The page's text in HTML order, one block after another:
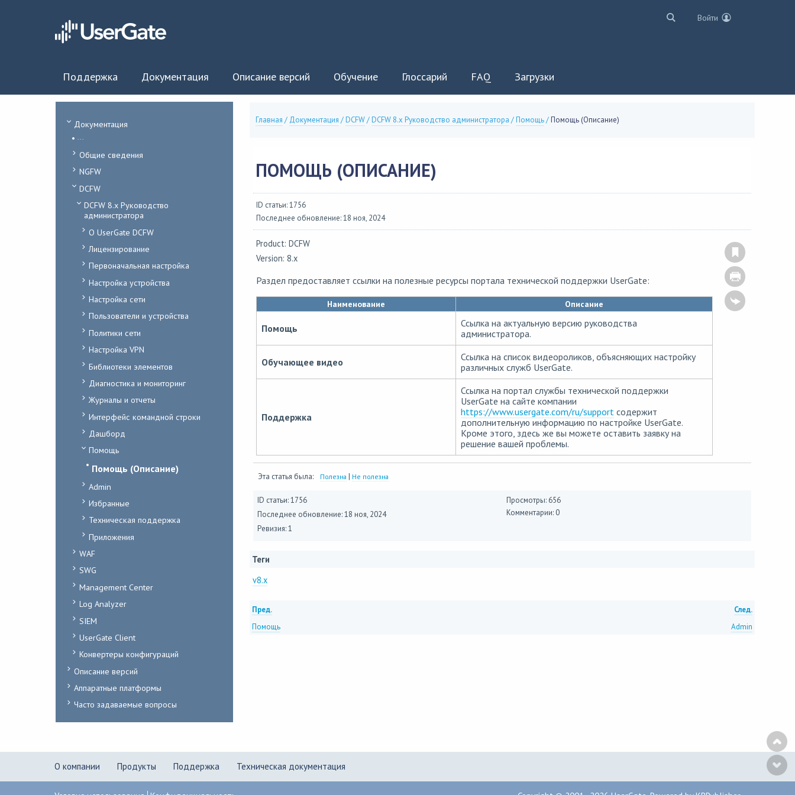
Войти
Поддержка Документация Описание версий Обучение Глоссарий FAQ Загрузки
Документация
...
Общие сведения
NGFW
DCFW
DCFW 8.x Руководство
администратора
О UserGate DCFW
Лицензирование
Первоначальная настройка
Настройка устройства
Настройка сети
Пользователи и устройства
Политики сети
Настройка VPN
Библиотеки элементов
Диагностика и мониторинг
Журналы и отчеты
Интерфейс командной строки
Дашборд
Помощь
Помощь (Описание)
Admin
Избранные
Техническая поддержка
Приложения
WAF
SWG
Management Center
Log Analyzer
SIEM
UserGate Client
Конвертеры конфигураций
Описание версий
Аппаратные платформы
Часто задаваемые вопросы
Главная / Документация /DCFW/DCFW 8.x Руководство администратора /Помощь/Помощь (Описание)
ПОМОЩЬ (ОПИСАНИЕ)
ID статьи: 1756
Последнее обновление: 18 ноя, 2024
Product: DCFW
Version: 8.x
Раздел предоставляет ссылки на полезные ресурсы портала технической поддержки UserGate:
Наименование Описание
Помощь
Ссылка на актуальную версию руководства
администратора.
Обучающее видео
Ссылка на список видеороликов, объясняющих настройку
различных служб UserGate.
Поддержка
Ссылка на портал службы технической поддержки
UserGate на сайте компании
https://www.usergate.com/ru/supportсодержит
дополнительную информацию по настройке UserGate.
Кроме этого, здесь же вы можете оставить заявку на
решение вашей проблемы.
Эта статья была: Полезна | Не полезна
ID статьи: 1756
Последнее обновление:18 ноя, 2024
Ревизия: 1
Просмотры: 656
Комментарии: 0
Теги
v8.x
Пред.
След.
Помощь
Admin
О компании Продукты Поддержка Техническая документация